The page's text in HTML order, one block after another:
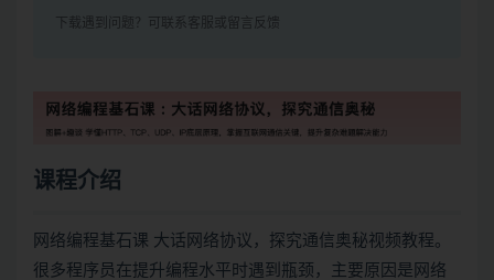
下载遇到问题？可联系客服或留言反馈
课程介绍
网络编程基石课 大话网络协议，探究通信奥秘视频教程。
很多程序员在提升编程水平时遇到瓶颈，主要原因是网络